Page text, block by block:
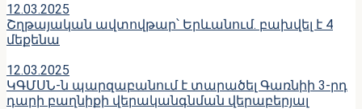
12.03.2025
Շղթայական ավտովթար՝ Երևանում. բախվել է 4
մեքենա
12.03.2025
ԿԳՄՍՆ-ն պարզաբանում է տարածել Գառնիի 3-րդ
դարի բաղնիքի վերականգնման վերաբերյալ